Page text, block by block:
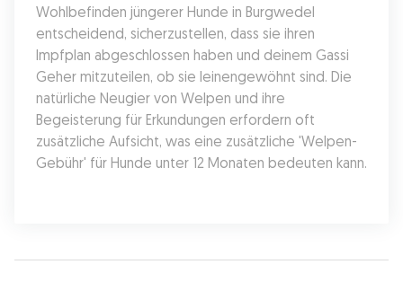
Wohlbefinden jüngerer Hunde in Burgwedel
entscheidend, sicherzustellen, dass sie ihren
Impfplan abgeschlossen haben und deinem Gassi
Geher mitzuteilen, ob sie leinengewöhnt sind. Die
natürliche Neugier von Welpen und ihre
Begeisterung für Erkundungen erfordern oft
zusätzliche Aufsicht, was eine zusätzliche 'Welpen-
Gebühr' für Hunde unter 12 Monaten bedeuten kann.